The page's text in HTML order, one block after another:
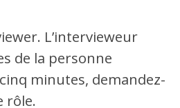
L’intervieweur
de la personne
minutes, demandez-
rôle.